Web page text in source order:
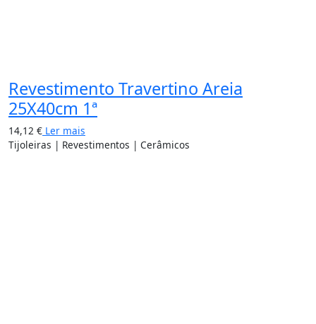
Revestimento Travertino Areia
25X40cm 1ª
14,12 € Ler mais
Tijoleiras | Revestimentos | Cerâmicos